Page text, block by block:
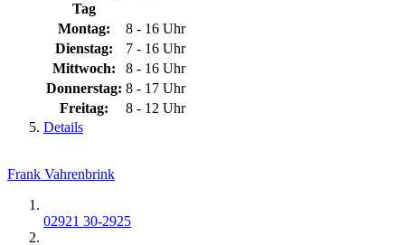
Tag
Montag:
8 - 16 Uhr
Dienstag:
7 - 16 Uhr
Mittwoch:
8 - 16 Uhr
Donnerstag: 8 - 17 Uhr
Freitag:
8 - 12 Uhr
Details
Frank Vahrenbrink
02921 30-2925